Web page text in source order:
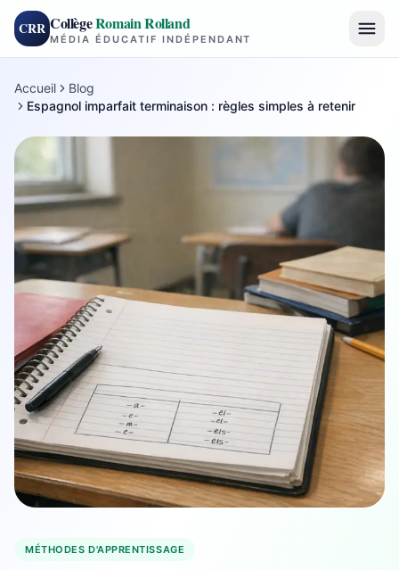
CRR CollègeRomain Rolland
MÉDIA ÉDUCATIF INDÉPENDANT
Accueil
Blog
Espagnol imparfait terminaison : règles simples à retenir
MÉTHODES D'APPRENTISSAGE